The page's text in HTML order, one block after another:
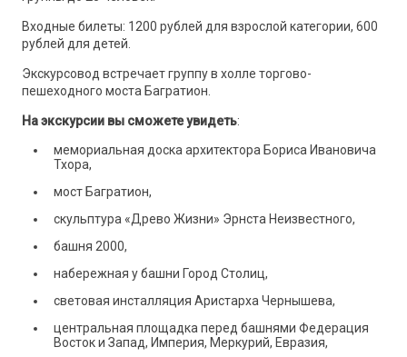
Входные билеты: 1200 рублей для взрослой категории, 600
рублей для детей.
Экскурсовод встречает группу в холле торгово-
пешеходного моста Багратион.
На экскурсии вы сможете увидеть:
мемориальная доска архитектора Бориса Ивановича
Тхора,
мост Багратион,
скульптура «Древо Жизни» Эрнста Неизвестного,
башня 2000,
набережная у башни Город Столиц,
световая инсталляция Аристарха Чернышева,
центральная площадка перед башнями Федерация
Восток и Запад, Империя, Меркурий, Евразия,